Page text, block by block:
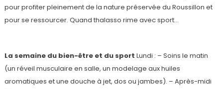
pour profiter pleinement de la nature préservée du Roussillon et
pour se ressourcer. Quand thalasso rime avec sport…
La semaine du bien-être et du sport Lundi : – Soins le matin
(un réveil musculaire en salle, un modelage aux huiles
aromatiques et une douche à jet, dos ou jambes). – Après-midi